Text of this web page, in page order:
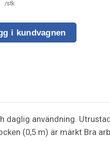
/stk
i kundvagnen
användning.
(0,5 m) är märkt Bra